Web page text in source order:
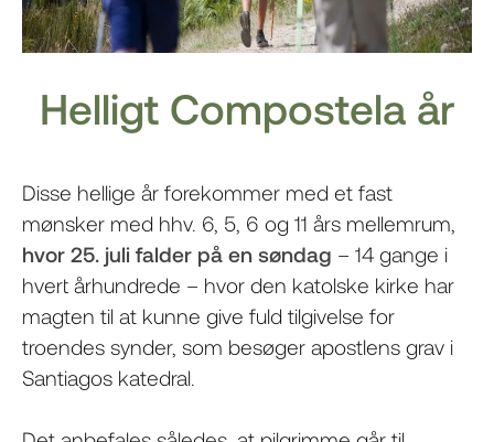
Helligt Compostela år
Disse hellige år forekommer med et fast
mønsker med hhv. 6, 5, 6 og 11 års mellemrum,
hvor 25. juli falder på en søndag – 14 gange i
hvert århundrede – hvor den katolske kirke har
magten til at kunne give fuld tilgivelse for
troendes synder, som besøger apostlens grav i
Santiagos katedral.